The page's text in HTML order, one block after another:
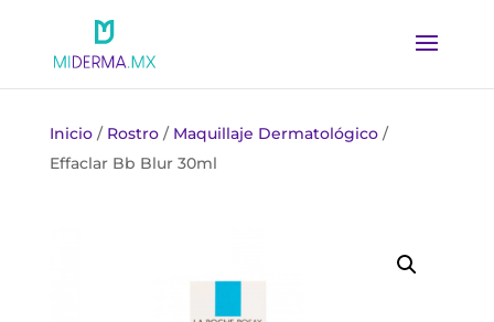
Inicio/ Rostro/ Maquillaje Dermatológico/
Effaclar Bb Blur 30ml